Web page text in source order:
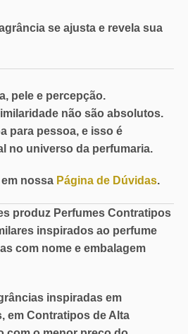
se ajusta e revela sua
pele e percepção.
não são absolutos.
para pessoa, e isso é
no universo da perfumaria.
nossa Página de Dúvidas.
produz Perfumes Contratipos
inspirados ao perfume
com nome e embalagem
inspiradas em
em Contratipos de Alta